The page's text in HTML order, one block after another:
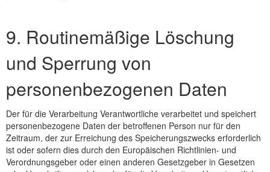
9. Routinemäßige Löschung
und Sperrung von
personenbezogenen Daten
Der für die Verarbeitung Verantwortliche verarbeitet und speichert
personenbezogene Daten der betroffenen Person nur für den
Zeitraum, der zur Erreichung des Speicherungszwecks erforderlich
ist oder sofern dies durch den Europäischen Richtlinien- und
Verordnungsgeber oder einen anderen Gesetzgeber in Gesetzen